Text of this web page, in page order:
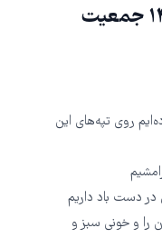
بیانیه درختکاری اسفند ۱۴۰۰ جمعیت
روی تپه‌های این
در دست باد داریم
را و خونی سبز و